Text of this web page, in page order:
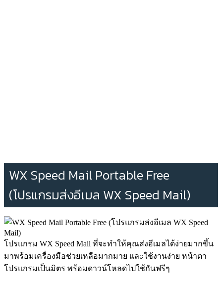
WX Speed Mail Portable Free
(โปรแกรมส่งอีเมล WX Speed Mail)
โปรแกรม WX Speed Mail ที่จะทำให้คุณส่งอีเมลได้ง่ายมากขึ้น
มาพร้อมเครื่องมือช่วยเหลือมากมาย และใช้งานง่าย หน้าตา
โปรแกรมเป็นมิตร พร้อมดาวน์โหลดไปใช้กันฟรีๆ